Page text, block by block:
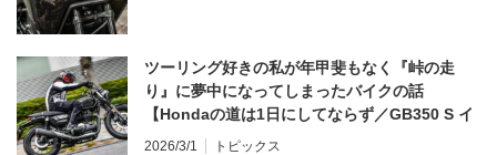
ツーリング好きの私が年甲斐もなく『峠の走
り』に夢中になってしまったバイクの話
【Hondaの道は1日にしてならず／GB350 S イ
ンプレ・レビュー 前編】
2026/3/1 トピックス